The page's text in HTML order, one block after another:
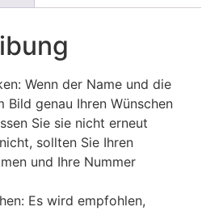
Wenn der Name und die
Bild genau Ihren Wünschen
Sie sie nicht erneut
sollten Sie Ihren
und Ihre Nummer
Es wird empfohlen,